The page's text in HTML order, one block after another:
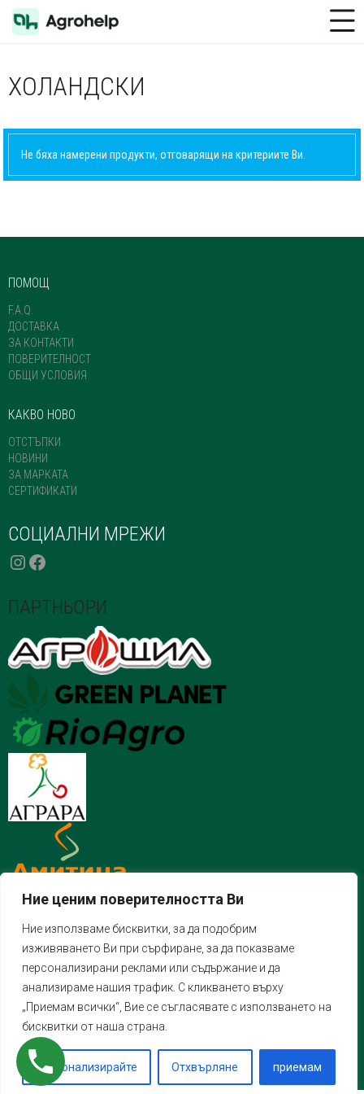
Ние ценим поверителността Ви
Ние използваме бисквитки, за да подобрим
изживяването Ви при сърфиране, за да показваме
персонализирани реклами или съдържание и да
анализираме нашия трафик. С кликването върху
„Приемам всички“, Вие се съгласявате с използването на
бисквитки от наша страна.
Персонализирайте Отхвърляне приемам
Toggle Menu
ХОЛАНДСКИ
Не бяха намерени продукти, отговарящи на критериите Ви.
ПОМОЩ
F.A.Q.
ДОСТАВКА
ЗА КОНТАКТИ
ПОВЕРИТЕЛНОСТ
ОБЩИ УСЛОВИЯ
КАКВО НОВО
ОТСТЪПКИ
НОВИНИ
ЗА МАРКАТА
СЕРТИФИКАТИ
СОЦИАЛНИ МРЕЖИ
INSTAGRAM
FACEBOOK
ПАРТНЬОРИ